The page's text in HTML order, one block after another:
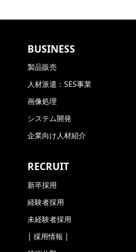
BUSINESS
製品販売
人材派遣：SES事業
画像処理
システム開発
企業向け人材紹介
RECRUIT
新卒採用
経験者採用
未経験者採用
| 採用情報 |